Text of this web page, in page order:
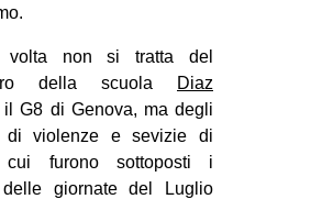
PRECARIATO
REPRESSIONE
STUDENTI
CULTURE
volta non si tratta del
della scuola
Diaz
il G8 di Genova, ma degli
di violenze e sevizie di
cui furono sottoposti i
delle giornate del Luglio